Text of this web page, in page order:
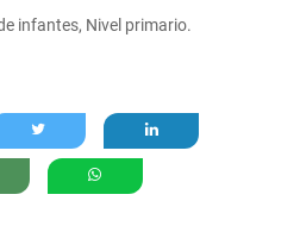
infantes, Nivel primario.